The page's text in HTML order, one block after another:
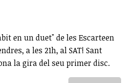
en un duet" de les Escarteen
a les 21h, al SAT! Sant
la gira del seu primer disc.